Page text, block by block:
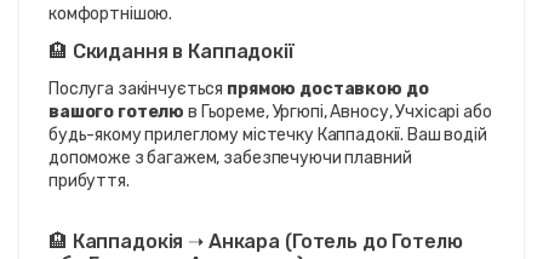
комфортнішою.
🏨 Скидання в Каппадокії
Послуга закінчується прямою доставкою до
вашого готелю в Гьореме, Ургюпі, Авносу, Учхісарі або
будь-якому прилеглому містечку Каппадокії. Ваш водій
допоможе з багажем, забезпечуючи плавний
прибуття.
🏨 Каппадокія ➝ Анкара (Готель до Готелю